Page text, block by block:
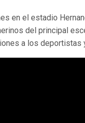
en el estadio
del principal
a los deportistas